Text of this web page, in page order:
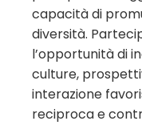
capacità di
diversità.
l’opportunità di
culture,
interazione
reciproca e